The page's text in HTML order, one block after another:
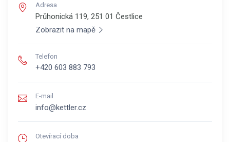
Adresa
Průhonická 119, 251 01 Čestlice
Zobrazit na mapě
Telefon
+420 603 883 793
E-mail
info@kettler.cz
Otevírací doba